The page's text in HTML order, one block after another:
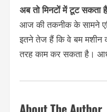
अब तो मिनटों में टूट सकता
आज की तकनीक के सामने
इतने तेज हैं कि वे बम मशीन
तरह काम कर सकता है।